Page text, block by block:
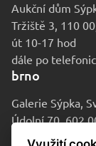
Aukční dům
Tržiště 3, 110
út 10-17 hod
dále po
brno
Galerie Sýpka,
Údolní 70, 602
po-pá 9-16 hod